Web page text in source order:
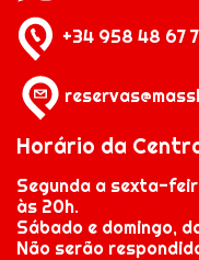
+34 958 48 67
Horário da
Segunda a sexta-
às 20h.
Sábado e domingo,
Não serão